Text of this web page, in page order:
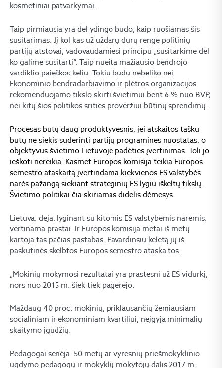
kosmetiniai patvarkymai.
Taip pirmiausia yra dėl ydingo būdo, kaip ruošiamas šis
susitarimas. Jį kol kas už uždarų durų rengė politinių
partijų atstovai, vadovaudamiesi principu „susitarkime dėl
ko galime susitarti“. Taip nueita mažiausio bendrojo
vardiklio paieškos keliu. Tokiu būdu nebeliko nei
Ekonominio bendradarbiavimo ir plėtros organizacijos
rekomenduojamo tikslo skirti švietimui bent 6 % nuo BVP,
nei kitų šios politikos srities proveržiui būtinų sprendimų.
Procesas būtų daug produktyvesnis, jei atskaitos tašku
būtų ne siekis suderinti partijų programines nuostatas, o
objektyvus švietimo Lietuvoje padėties įvertinimas. Toli jo
ieškoti nereikia. Kasmet Europos komisija teikia Europos
semestro ataskaitą įvertindama kiekvienos ES valstybės
narės pažangą siekiant strateginių ES lygiu iškeltų tikslų.
Švietimo politikai čia skiriamas didelis dėmesys.
Lietuva, deja, lyginant su kitomis ES valstybėmis narėmis,
vertinama prastai. Ir Europos komisija metai iš metų
kartoja tas pačias pastabas. Pavardinsiu keletą jų iš
paskutinės skelbtos Europos semestro ataskaitos.
„Mokinių mokymosi rezultatai yra prastesni už ES vidurkį,
nors nuo 2015 m. šiek tiek pagerėjo.
Maždaug 40 proc. mokinių, priklausančių žemiausiam
socialiniam ir ekonominiam kvartiliui, neįgyja minimalių
skaitymo įgūdžių.
Pedagogai senėja. 50 metų ar vyresnių priešmokyklinio
ugdymo pedagogų ir mokyklų mokytojų dalis 2017 m.